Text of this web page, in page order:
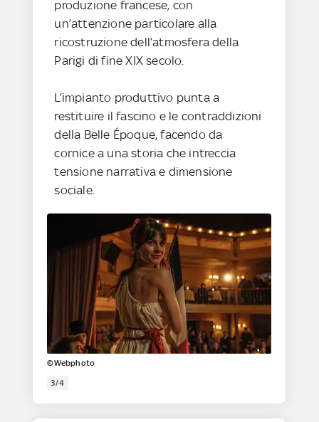
produzione francese, con
un’attenzione particolare alla
ricostruzione dell’atmosfera della
Parigi di fine XIX secolo.
L’impianto produttivo punta a
restituire il fascino e le contraddizioni
della Belle Époque, facendo da
cornice a una storia che intreccia
tensione narrativa e dimensione
sociale.
©Webphoto
3/4